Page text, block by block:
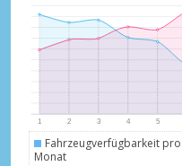
Fahrzeugverfügbarkeit pro
Monat